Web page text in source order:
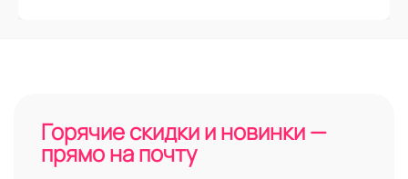
Горячие скидки и новинки —
прямо на почту